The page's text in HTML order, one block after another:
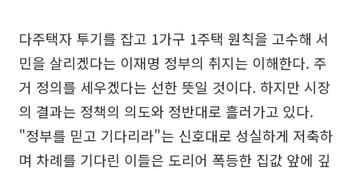
다주택자 투기를 잡고 1가구 1주택 원칙을 고수해 서
민을 살리겠다는 이재명 정부의 취지는 이해한다. 주
거 정의를 세우겠다는 선한 뜻일 것이다. 하지만 시장
의 결과는 정책의 의도와 정반대로 흘러가고 있다.
"정부를 믿고 기다리라"는 신호대로 성실하게 저축하
며 차례를 기다린 이들은 도리어 폭등한 집값 앞에 깊